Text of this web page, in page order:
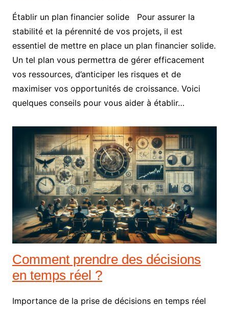
Établir un plan financier solide Pour assurer la
stabilité et la pérennité de vos projets, il est
essentiel de mettre en place un plan financier solide.
Un tel plan vous permettra de gérer efficacement
vos ressources, d’anticiper les risques et de
maximiser vos opportunités de croissance. Voici
quelques conseils pour vous aider à établir…
Comment prendre des décisions
en temps réel ?
Importance de la prise de décisions en temps réel